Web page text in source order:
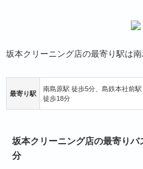
坂本クリーニング店の最寄り駅は
最寄り駅
南島原駅 徒歩5分、島鉄本社前
徒歩18分
坂本クリーニング店の最寄り
分
大手駐車場